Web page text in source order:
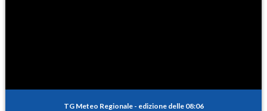
TG Meteo Regionale - edizione delle 08:06